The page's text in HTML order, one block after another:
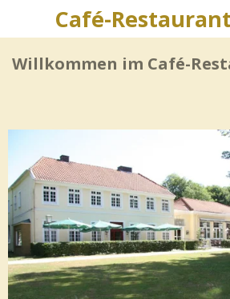
Hauptinhalt
springen
Café-
Willkommen im Café-